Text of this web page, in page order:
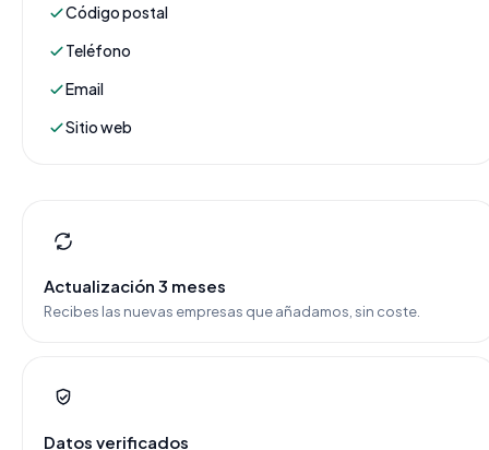
Código postal
Teléfono
Email
Sitio web
Actualización 3 meses
Recibes las nuevas empresas que añadamos, sin coste.
Datos verificados